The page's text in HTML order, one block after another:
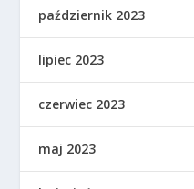
październik 2023
lipiec 2023
czerwiec 2023
maj 2023